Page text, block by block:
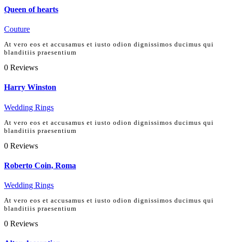
Queen of hearts
Couture
At vero eos et accusamus et iusto odion dignissimos ducimus qui
blanditiis praesentium
0 Reviews
Harry Winston
Wedding Rings
At vero eos et accusamus et iusto odion dignissimos ducimus qui
blanditiis praesentium
0 Reviews
Roberto Coin, Roma
Wedding Rings
At vero eos et accusamus et iusto odion dignissimos ducimus qui
blanditiis praesentium
0 Reviews